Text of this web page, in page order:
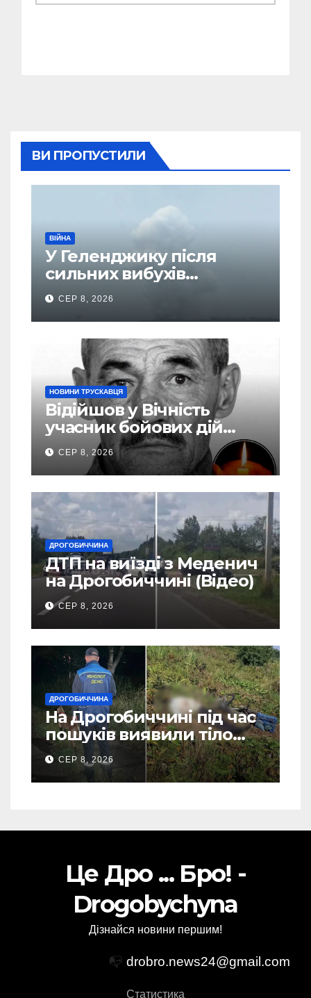
ВИ ПРОПУСТИЛИ
ВІЙНА
У Геленджику після
сильних вибухів
почалася масова
евакуація
СЕР 8, 2026
НОВИНИ ТРУСКАВЦЯ
Відійшов у Вічність
учасник бойових дій
Василь Іваникович зі
Станилі
СЕР 8, 2026
ДРОГОБИЧЧИНА
ДТП на виїзді з Меденич
на Дрогобиччині (Відео)
СЕР 8, 2026
ДРОГОБИЧЧИНА
На Дрогобиччині під час
пошуків виявили тіло
зниклого чоловіка (Фото)
СЕР 8, 2026
Це Дро ... Бро! -
Drogobychyna
Дізнайся новини першим!
📭 drobro.news24@gmail.com
Статистика